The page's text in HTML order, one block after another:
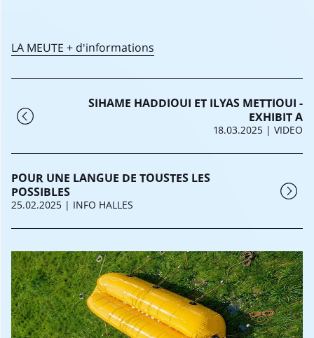
LA MEUTE + d'informations
SIHAME HADDIOUI ET ILYAS METTIOUI -
EXHIBIT A
18.03.2025 | VIDEO
POUR UNE LANGUE DE TOUSTES LES
POSSIBLES
25.02.2025 | INFO HALLES